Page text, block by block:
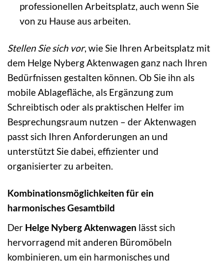
professionellen Arbeitsplatz, auch wenn Sie
von zu Hause aus arbeiten.
Stellen Sie sich vor, wie Sie Ihren Arbeitsplatz mit
dem Helge Nyberg Aktenwagen ganz nach Ihren
Bedürfnissen gestalten können. Ob Sie ihn als
mobile Ablagefläche, als Ergänzung zum
Schreibtisch oder als praktischen Helfer im
Besprechungsraum nutzen – der Aktenwagen
passt sich Ihren Anforderungen an und
unterstützt Sie dabei, effizienter und
organisierter zu arbeiten.
Kombinationsmöglichkeiten für ein
harmonisches Gesamtbild
Der Helge Nyberg Aktenwagen lässt sich
hervorragend mit anderen Büromöbeln
kombinieren, um ein harmonisches und